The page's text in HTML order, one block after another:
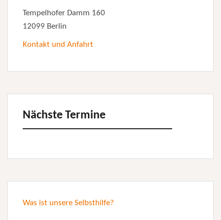
Tempelhofer Damm 160
12099 Berlin
Kontakt und Anfahrt
Nächste Termine
Was ist unsere Selbsthilfe?